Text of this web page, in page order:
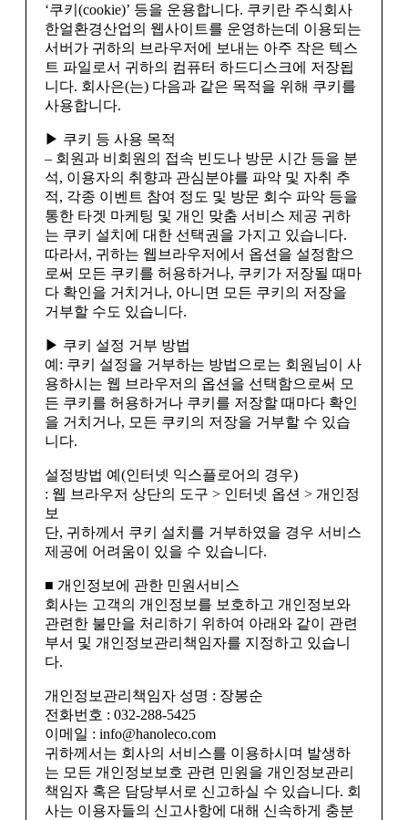
‘쿠키(cookie)’ 등을 운용합니다. 쿠키란 주식회사
한얼환경산업의 웹사이트를 운영하는데 이용되는
서버가 귀하의 브라우저에 보내는 아주 작은 텍스
트 파일로서 귀하의 컴퓨터 하드디스크에 저장됩
니다. 회사은(는) 다음과 같은 목적을 위해 쿠키를
사용합니다.
▶ 쿠키 등 사용 목적
– 회원과 비회원의 접속 빈도나 방문 시간 등을 분
석, 이용자의 취향과 관심분야를 파악 및 자취 추
적, 각종 이벤트 참여 정도 및 방문 회수 파악 등을
통한 타겟 마케팅 및 개인 맞춤 서비스 제공 귀하
는 쿠키 설치에 대한 선택권을 가지고 있습니다.
따라서, 귀하는 웹브라우저에서 옵션을 설정함으
로써 모든 쿠키를 허용하거나, 쿠키가 저장될 때마
다 확인을 거치거나, 아니면 모든 쿠키의 저장을
거부할 수도 있습니다.
▶ 쿠키 설정 거부 방법
예: 쿠키 설정을 거부하는 방법으로는 회원님이 사
용하시는 웹 브라우저의 옵션을 선택함으로써 모
든 쿠키를 허용하거나 쿠키를 저장할 때마다 확인
을 거치거나, 모든 쿠키의 저장을 거부할 수 있습
니다.
설정방법 예(인터넷 익스플로어의 경우)
: 웹 브라우저 상단의 도구 > 인터넷 옵션 > 개인정
보
단, 귀하께서 쿠키 설치를 거부하였을 경우 서비스
제공에 어려움이 있을 수 있습니다.
■ 개인정보에 관한 민원서비스
회사는 고객의 개인정보를 보호하고 개인정보와
관련한 불만을 처리하기 위하여 아래와 같이 관련
부서 및 개인정보관리책임자를 지정하고 있습니
다.
개인정보관리책임자 성명 : 장봉순
전화번호 : 032-288-5425
이메일 : info@hanoleco.com
귀하께서는 회사의 서비스를 이용하시며 발생하
는 모든 개인정보보호 관련 민원을 개인정보관리
책임자 혹은 담당부서로 신고하실 수 있습니다. 회
사는 이용자들의 신고사항에 대해 신속하게 충분